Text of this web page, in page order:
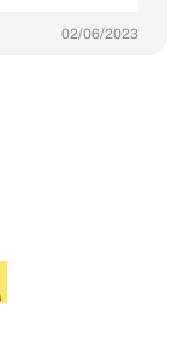
02/06/2023